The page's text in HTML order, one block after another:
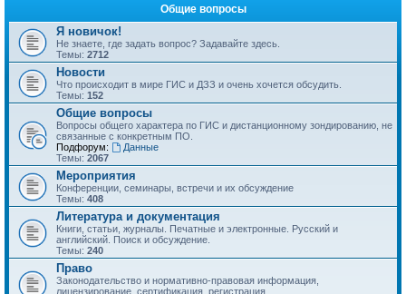
Общие вопросы
Я новичок!
Не знаете, где задать вопрос? Задавайте здесь.
Темы: 2712
Новости
Что происходит в мире ГИС и ДЗЗ и очень хочется обсудить.
Темы: 152
Общие вопросы
Вопросы общего характера по ГИС и дистанционному зондированию, не
связанные с конкретным ПО.
Подфорум:
Данные
Темы: 2067
Мероприятия
Конференции, семинары, встречи и их обсуждение
Темы: 408
Литература и документация
Книги, статьи, журналы. Печатные и электронные. Русский и
английский. Поиск и обсуждение.
Темы: 240
Право
Законодательство и нормативно-правовая информация,
лицензирование, сертификация, регистрация.